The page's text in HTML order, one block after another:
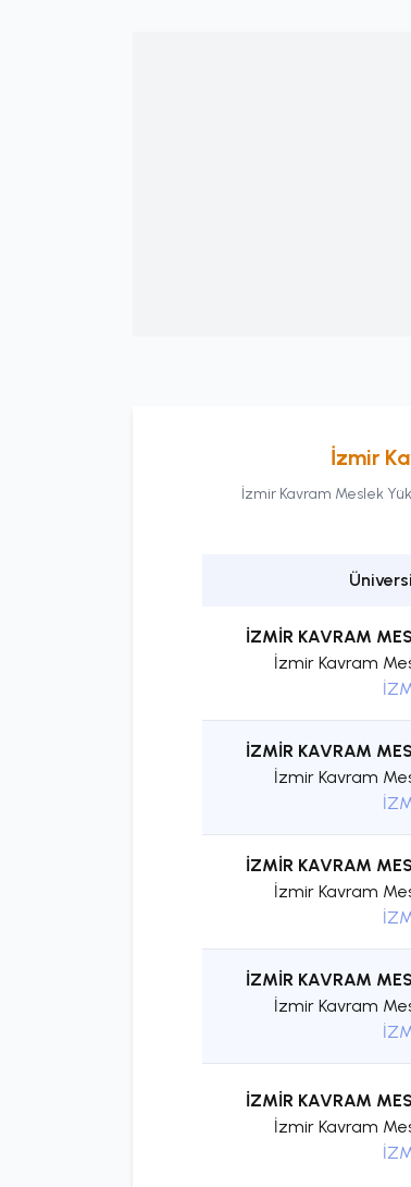
İzmir
İzmir Kavram Meslek
İZMİR KAVRAM
İzmir Kavram
İZMİR KAVRAM
İzmir Kavram
İZMİR KAVRAM
İzmir Kavram
İZMİR KAVRAM
İzmir Kavram
İZMİR KAVRAM
İzmir Kavram